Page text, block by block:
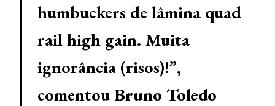
humbuckers de lâmina quad
rail high gain. Muita
ignorância (risos)!”,
comentouBruno Toledo